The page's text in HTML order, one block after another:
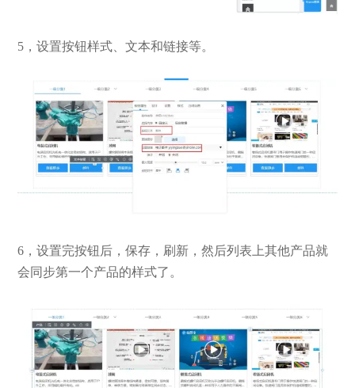
5，设置按钮样式、文本和链接等。
6，设置完按钮后，保存，刷新，然后列表上其他产品就
会同步第一个产品的样式了。